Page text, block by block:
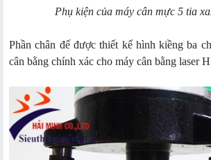
Phụ kiện của máy cân mực 5 tia
Phần chân đế được thiết kế hình kiềng ba
cân bằng chính xác cho máy cân bằng laser